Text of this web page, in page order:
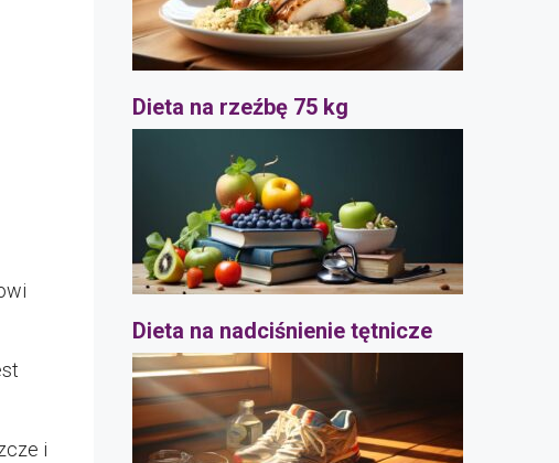
i
Dieta na rzeźbę 75 kg
Dieta na nadciśnienie tętnicze